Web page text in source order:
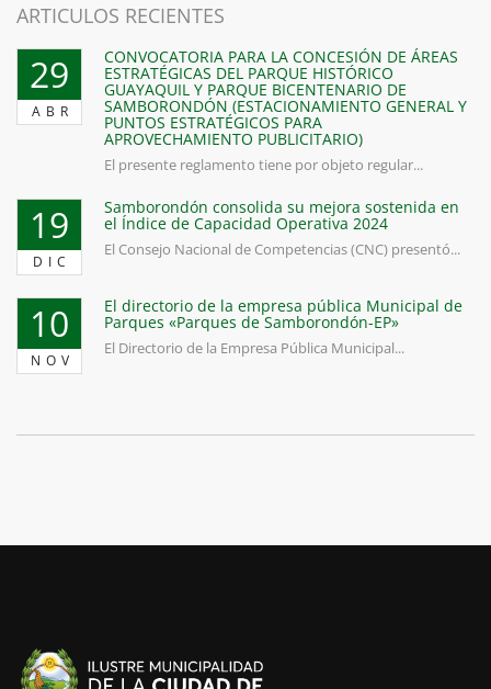
ARTICULOS RECIENTES
29
ABR
CONVOCATORIA PARA LA CONCESIÓN DE ÁREAS
ESTRATÉGICAS DEL PARQUE HISTÓRICO
GUAYAQUIL Y PARQUE BICENTENARIO DE
SAMBORONDÓN (ESTACIONAMIENTO GENERAL Y
PUNTOS ESTRATÉGICOS PARA
APROVECHAMIENTO PUBLICITARIO)
El presente reglamento tiene por objeto regular...
19
DIC
Samborondón consolida su mejora sostenida en
el Índice de Capacidad Operativa 2024
El Consejo Nacional de Competencias (CNC) presentó...
10
NOV
El directorio de la empresa pública Municipal de
Parques «Parques de Samborondón-EP»
El Directorio de la Empresa Pública Municipal...